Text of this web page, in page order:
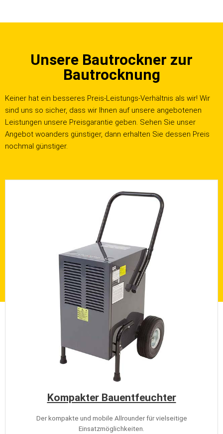
Unsere Bautrockner zur
Bautrocknung
Keiner hat ein besseres Preis-Leistungs-Verhältnis als wir! Wir
sind uns so sicher, dass wir Ihnen auf unsere angebotenen
Leistungen unsere Preisgarantie geben. Sehen Sie unser
Angebot woanders günstiger, dann erhalten Sie dessen Preis
nochmal günstiger.
Kompakter Bauentfeuchter
Der kompakte und mobile Allrounder für vielseitige
Einsatzmöglichkeiten.